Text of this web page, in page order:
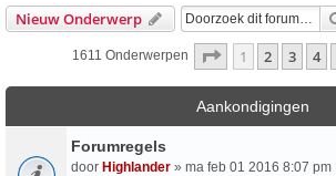
Nieuw Onderwerp
1611 Onderwerpen Pagina Van65
1 2 3 4
Aankondigingen
Forumregels
door Highlander » ma feb 01 2016 8:07 pm